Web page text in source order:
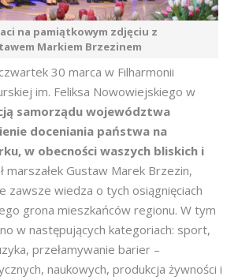
na pamiątkowym zdjęciu z
Markiem Brzezinem
30 marca w Filharmonii
im. Feliksa Nowowiejskiego w
samorządu województwa
doceniania państwa na
w obecności waszych bliskich i
marszałek Gustaw Marek Brzezin,
zawsze wiedza o tych osiągnięciach
grona mieszkańców regionu. W tym
w następujących kategoriach: sport,
przełamywanie barier –
naukowych, produkcja żywności i